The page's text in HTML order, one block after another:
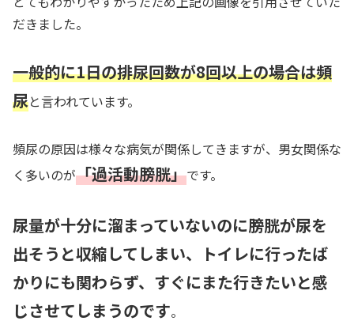
だきました。
一般的に1日の排尿回数が8回以上の場合は頻
尿と言われています。
頻尿の原因は様々な病気が関係してきますが、男女関係な
く多いのが「過活動膀胱」です。
尿量が十分に溜まっていないのに膀胱が尿を
出そうと収縮してしまい、トイレに行ったば
かりにも関わらず、すぐにまた行きたいと感
じさせてしまうのです。